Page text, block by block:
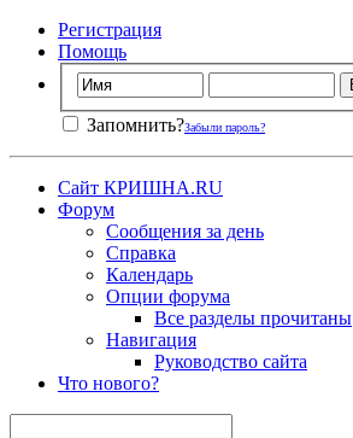
Регистрация
Помощь
Запомнить?Забыли пароль?
Сайт КРИШНА.RU
Форум
Сообщения за день
Справка
Календарь
Опции форума
Все разделы прочитаны
Навигация
Руководство сайта
Что нового?